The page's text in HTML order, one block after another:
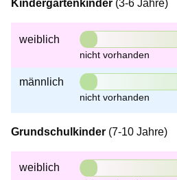
Kindergartenkinder (3-6 Jahre)
weiblich
männlich
Grundschulkinder (7-10 Jahre)
weiblich